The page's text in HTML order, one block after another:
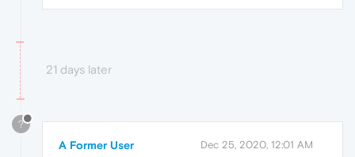
21 days later
?
A Former User Dec 25, 2020, 12:01 AM